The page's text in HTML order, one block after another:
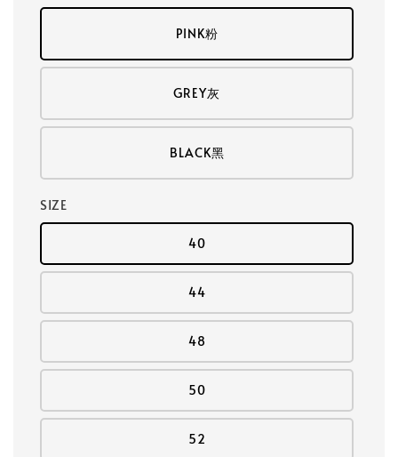
PINK粉
GREY灰
BLACK黑
SIZE
40
44
48
50
52